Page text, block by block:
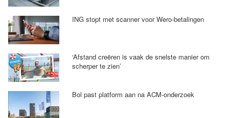
ING stopt met scanner voor Wero-betalingen
‘Afstand creëren is vaak de snelste manier om
scherper te zien’
Bol past platform aan na ACM-onderzoek